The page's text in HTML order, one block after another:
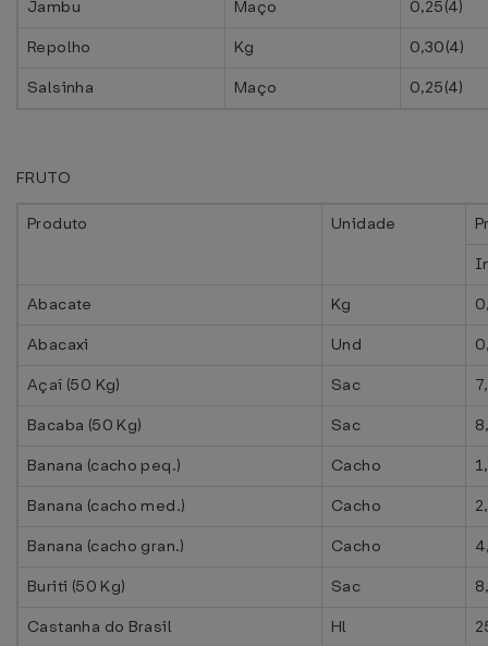
Jambu
Maço
0,25(4)
Repolho
Kg
0,30(4)
Salsinha
Maço 0,25(4)
FRUTO
Produto Unidade
Abacate
Kg
Abacaxi
Und
Açaí (50 Kg)
Sac
Bacaba (50 Kg)
Sac
Banana (cacho peq.)
Cacho
Banana (cacho med.)
Cacho
Banana (cacho gran.)
Cacho
Buriti (50 Kg)
Sac
Castanha do Brasil
Hl